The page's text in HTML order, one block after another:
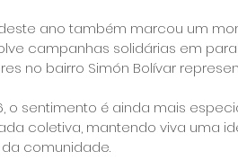
ano também marcou um
campanhas solidárias em
no bairro Simón Bolívar
o sentimento é ainda mais
coletiva, mantendo viva uma
comunidade.